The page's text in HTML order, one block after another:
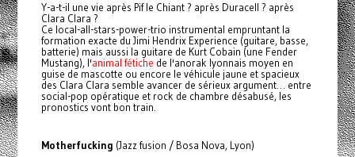
Y-a-t-il une vie après Pif le Chiant ? après Duracell ? après
Clara Clara ?
Ce local-all-stars-power-trio instrumental empruntant la
formation exacte du Jimi Hendrix Experience (guitare, basse,
batterie) mais aussi la guitare de Kurt Cobain (une Fender
Mustang), l'animal fétiche de l'anorak lyonnais moyen en
guise de mascotte ou encore le véhicule jaune et spacieux
des Clara Clara semble avancer de sérieux argument… entre
social-pop opératique et rock de chambre désabusé, les
pronostics vont bon train.
Motherfucking (Jazz fusion / Bosa Nova, Lyon)